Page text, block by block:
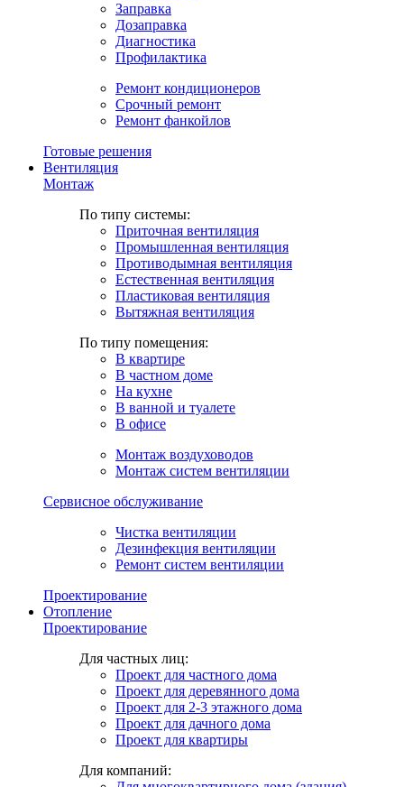
Заправка
Дозаправка
Диагностика
Профилактика
Ремонт кондиционеров
Срочный ремонт
Ремонт фанкойлов
Готовые решения
Вентиляция
Монтаж
По типу системы:
Приточная вентиляция
Промышленная вентиляция
Противодымная вентиляция
Естественная вентиляция
Пластиковая вентиляция
Вытяжная вентиляция
По типу помещения:
В квартире
В частном доме
На кухне
В ванной и туалете
В офисе
Монтаж воздуховодов
Монтаж систем вентиляции
Сервисное обслуживание
Чистка вентиляции
Дезинфекция вентиляции
Ремонт систем вентиляции
Проектирование
Отопление
Проектирование
Для частных лиц:
Проект для частного дома
Проект для деревянного дома
Проект для 2-3 этажного дома
Проект для дачного дома
Проект для квартиры
Для компаний: